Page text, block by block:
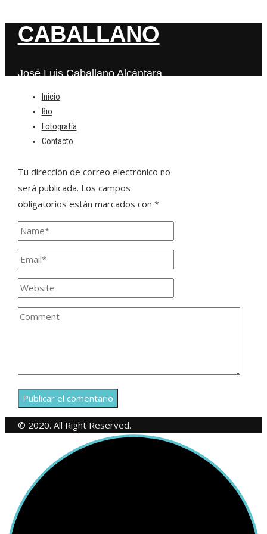
CABALLANO
José Luis Caballano Alcántara
Inicio
Bio
Fotografía
Contacto
Deja una respuesta
Tu dirección de correo electrónico no
será publicada. Los campos
obligatorios están marcados con *
© 2020. All Right Reserved.